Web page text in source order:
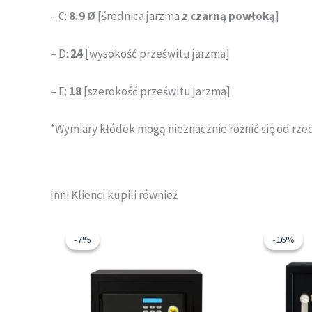
– C: 8.9 Ø [średnica jarzma z czarną powłoką]
– D: 24[wysokość prześwitu jarzma]
– E: 18[szerokość prześwitu jarzma]
*Wymiary kłódek mogą nieznacznie różnić się od
Inni Klienci kupili również
-7%
-7%
cena
wynosiła:
969,48 zł. 903,96 zł.
-16%
-16%